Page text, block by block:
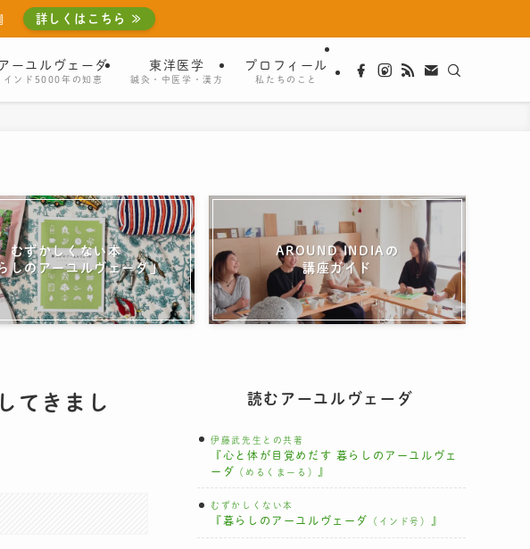
詳しくはこちら ≫
アーユルヴェーダ
インド5000年の知恵
東洋医学
鍼灸・中医学・漢方
プロフィール
私たちのこと
むずかしくない本
しのアーユルヴェーダ」
AROUND INDIAの
講座ガイド
てきまし
読むアーユルヴェーダ
伊藤武先生との共著
『心と体が目覚めだす 暮らしのアーユルヴェ
ーダ
（めるくまーる） 』
むずかしくない本
『暮らしのアーユルヴェーダ （インド号） 』